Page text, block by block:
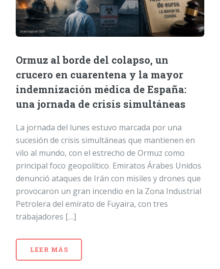
Ormuz al borde del colapso, un
crucero en cuarentena y la mayor
indemnización médica de España:
una jornada de crisis simultáneas
La jornada del lunes estuvo marcada por una
sucesión de crisis simultáneas que mantienen en
vilo al mundo, con el estrecho de Ormuz como
principal foco geopolítico. Emiratos Árabes Unidos
denunció ataques de Irán con misiles y drones que
provocaron un gran incendio en la Zona Industrial
Petrolera del emirato de Fuyaira, con tres
trabajadores […]
LEER MÁS